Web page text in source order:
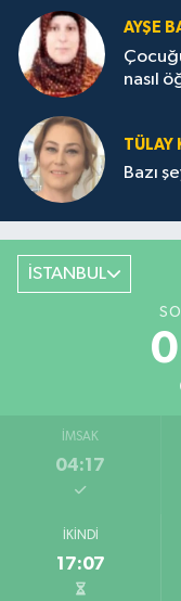
AYŞE
nasıl
TÜLAY
Bazı
İSTANBUL
İMSAK
04:17
İKINDI
17:07